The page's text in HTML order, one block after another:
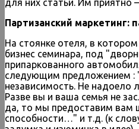
для них статьи. Им
Партизанский маркетинг:
На стоянке отеля, в
бизнес семинара, под
припаркованного
следующим предложением :
независимость. Не надоело
Разве вы и ваша семья не
да, то мы предоставим вам
способности…" и т.д. (к